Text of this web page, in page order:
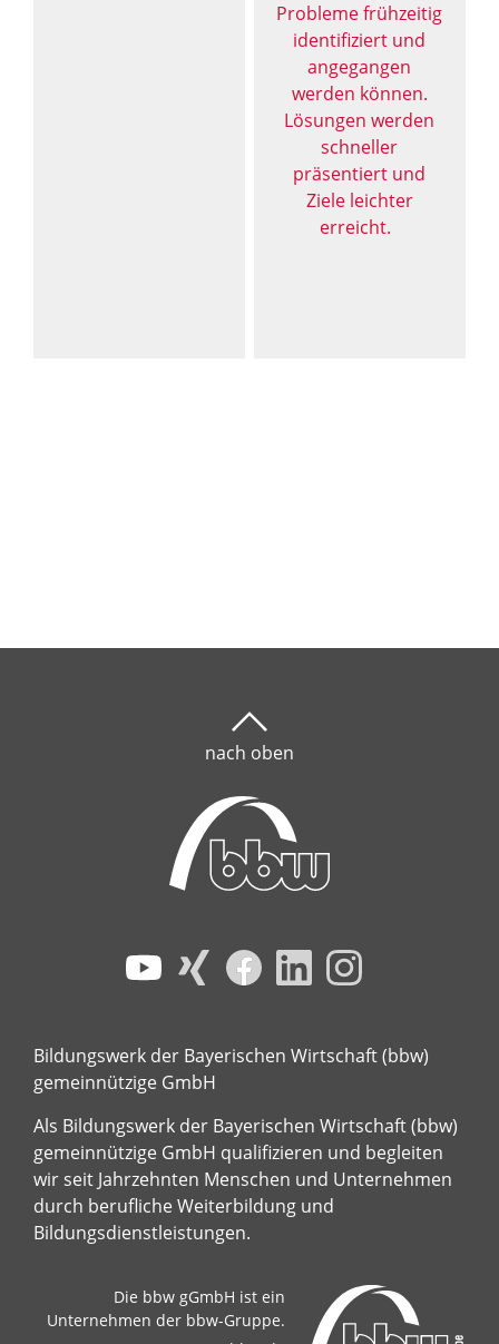
Probleme frühzeitig
identifiziert und
angegangen
werden können.
Lösungen werden
schneller
präsentiert und
Ziele leichter
erreicht.
nach oben
Bildungswerk der Bayerischen Wirtschaft (bbw)
gemeinnützige GmbH
Als Bildungswerk der Bayerischen Wirtschaft (bbw)
gemeinnützige GmbH qualifizieren und begleiten
wir seit Jahrzehnten Menschen und Unternehmen
durch berufliche Weiterbildung und
Bildungsdienstleistungen.
Die bbw gGmbH ist ein
Unternehmen der bbw-Gruppe.